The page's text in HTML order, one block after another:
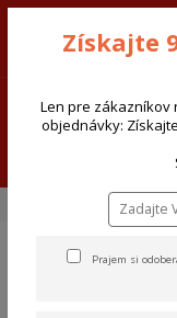
0915 377 999 Po-Pia-
Disky-kolesá
Získajte
Len pre zákazníkov
objednávky:
Prajem si